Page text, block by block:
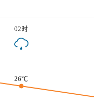
02时
26℃